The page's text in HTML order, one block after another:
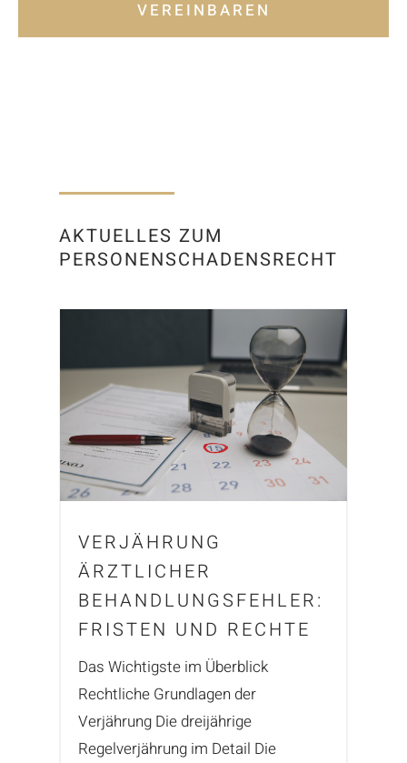
VEREINBAREN
AKTUELLES ZUM
PERSONENSCHADENSRECHT
VERJÄHRUNG
ÄRZTLICHER
BEHANDLUNGSFEHLER:
FRISTEN UND RECHTE
Das Wichtigste im Überblick
Rechtliche Grundlagen der
Verjährung Die dreijährige
Regelverjährung im Detail Die